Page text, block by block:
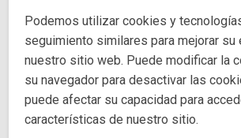
Podemos utilizar cookies y
seguimiento similares para mejorar su
nuestro sitio web. Puede modificar la
su navegador para desactivar las
puede afectar su capacidad para
características de nuestro sitio.